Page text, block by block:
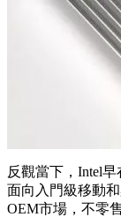
反觀當下，Intel
面向入門級移動
OEM市場，不零售